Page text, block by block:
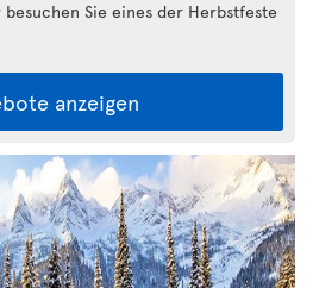
Sie eines der Herbstfeste
anzeigen